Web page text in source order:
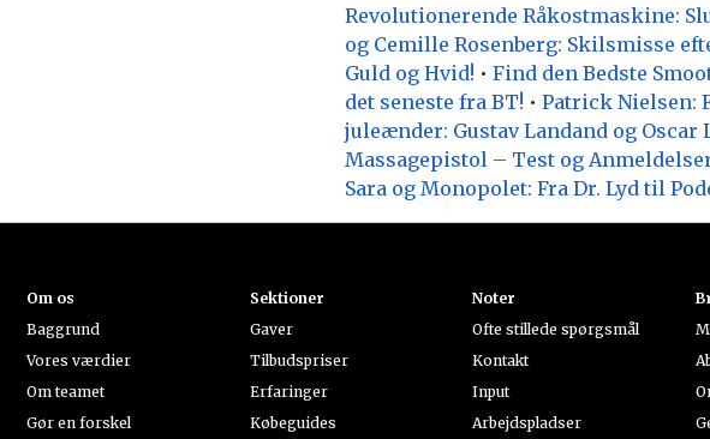
Revolutionerende Råkostmaskine:
og Cemille Rosenberg: Skilsmisse
Guld og Hvid! • Find den Bedste
det seneste fra BT! • Patrick Nielsen:
juleænder: Gustav Landand og
Massagepistol – Test og
Sara og Monopolet: Fra Dr. Lyd til
Om os
Baggrund
Vores værdier
Om teamet
Gør en forskel
Sektioner
Gaver
Tilbudspriser
Erfaringer
Købeguides
Noter
Ofte stillede spørgsmål
Kontakt
Input
Arbejdspladser